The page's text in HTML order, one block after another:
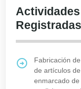
Registradas
Fabricación
de artículos
enmarcado